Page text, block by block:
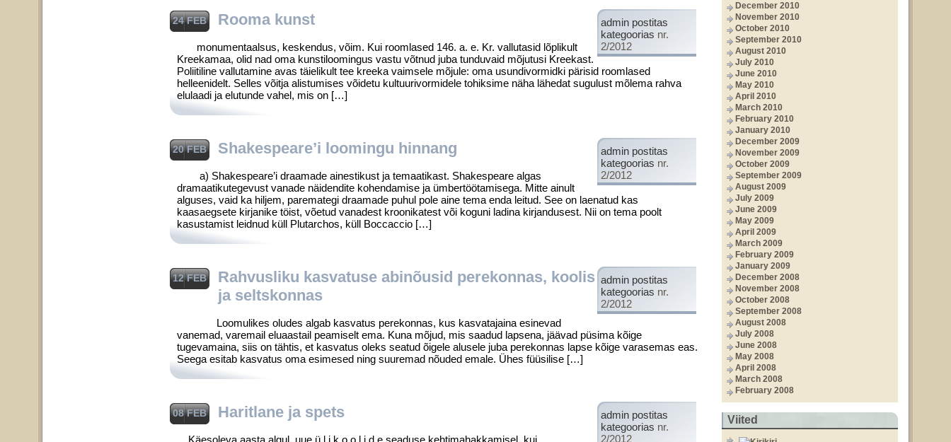
December 2010
November 2010
October 2010
September 2010
August 2010
July 2010
June 2010
May 2010
April 2010
March 2010
February 2010
January 2010
December 2009
November 2009
October 2009
September 2009
August 2009
July 2009
June 2009
May 2009
April 2009
March 2009
February 2009
January 2009
December 2008
November 2008
October 2008
September 2008
August 2008
July 2008
June 2008
May 2008
April 2008
March 2008
February 2008
Viited
admin postitas
kategoorias nr.
2/2012
24 FEB Rooma kunst
monumentaalsus, keskendus, võim. Kui roomlased 146. a. e. Kr. vallutasid lõplikult
Kreekamaa, olid nad oma kunstiloomingus vastu võt­nud juba tunduvaid mõjutusi Kreekast.
Poliitiline vallutamine avas täielikult tee kreeka vaimsele mõ­jule: oma usundivormidki pärisid roomlased
helleenidelt. Selles võitja alistumises võidetu kultuurivormi­dele tohiksime näha lähedat sugulust mõlema rahva
elulaadi ja elutunde vahel, mis on […]
admin postitas
kategoorias nr.
2/2012
20 FEB Shakespeare’i loomingu hinnang
a) Shakespeare’i draamade ainestikust ja temaatikast. Shakespeare algas
dramaatikutegevust vanade näidendite kohen­damise ja ümbertöötamisega. Mitte ainult
alguses, vaid ka hilje­m, paremategi draamade puhul pole aine tema enda leitud. See on laenatud kas
kaasaegsete kirjanike töist, võetud vanadest kroonikatest või koguni ladina kirjandusest. Nii on tema poolt
kasustamist leidnud küll Plutarchos, küll Boccaccio […]
admin postitas
kategoorias nr.
2/2012
12 FEB
Rahvusliku kasvatuse abinõusid perekonnas, koolis
ja seltskonnas
Loomulikes oludes algab kasva­tus perekonnas, kus kasvatajaina esi­nevad
vanemad, varemail eluaastail peamiselt ema. Kuna mõjud, mis saa­dud lapsena, jäävad püsima kõige
tugevamaina, siis on tähtis, et kasvatus oleks seatud õigele alusele juba perekonnas lapse kõige varasemas eas.
See­ga esitab kasvatus oma esimesed ning suuremad nõuded emale. Ühes füüsi­lise […]
admin postitas
kategoorias nr.
2/2012
08 FEB Haritlane ja spets
Käesoleva aasta algul, uue ü l i k o o l i d e seaduse kehtimahakkamisel, kui